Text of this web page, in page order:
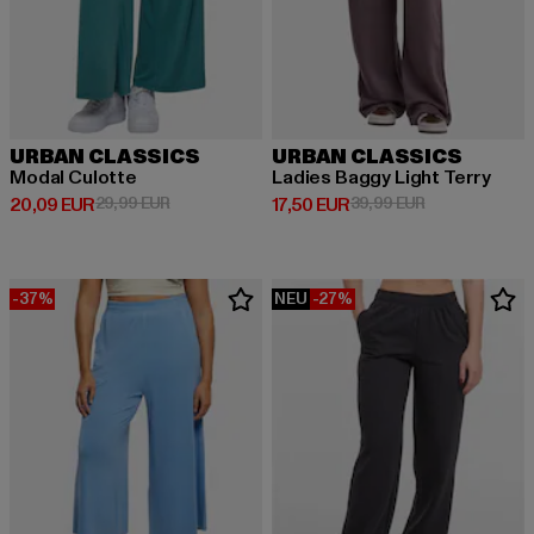
URBAN CLASSICS
Modal Culotte
20,09 EUR
Derzeitiger Preis: 20,09 EUR
29,99 EURAktionspreis: 29,99 EUR
URBAN CLASSICS
Ladies Baggy Light Terry
17,50 EUR
Derzeitiger Preis: 17,50 EUR
39,99 EURAktionspreis:
-37% NEU -27%